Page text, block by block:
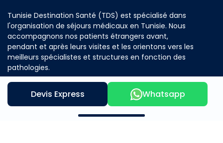
Devis Express Whatsapp
Tunisie Destination Santé (TDS) est spécialisé dans
l'organisation de séjours médicaux en Tunisie. Nous
accompagnons nos patients étrangers avant,
pendant et après leurs visites et les orientons vers les
meilleurs spécialistes et structures en fonction des
pathologies.
Contactez nous